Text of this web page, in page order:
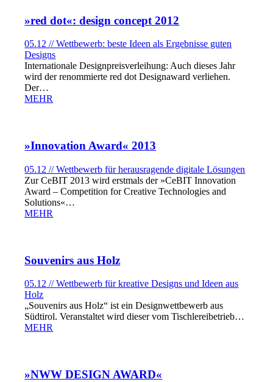
»red dot«: design concept 2012
05.12 // Wettbewerb: beste Ideen als Ergebnisse guten
Designs
Internationale Designpreisverleihung: Auch dieses Jahr
wird der renommierte red dot Designaward verliehen.
Der…
MEHR
»Innovation Award« 2013
05.12 // Wettbewerb für herausragende digitale Lösungen
Zur CeBIT 2013 wird erstmals der »CeBIT Innovation
Award – Competition for Creative Technologies and
Solutions«…
MEHR
Souvenirs aus Holz
05.12 // Wettbewerb für kreative Designs und Ideen aus
Holz
„Souvenirs aus Holz“ ist ein Designwettbewerb aus
Südtirol. Veranstaltet wird dieser vom Tischlereibetrieb…
MEHR
»NWW DESIGN AWARD«